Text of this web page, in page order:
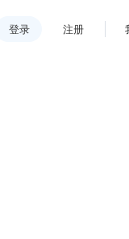
登录 注册